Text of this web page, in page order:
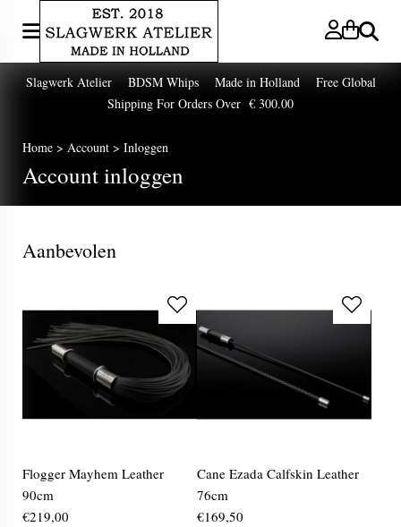
Zoeken
Slagwerk Atelier BDSM Whips Made in Holland Free Global
Shipping For Orders Over € 300.00
Home > Account > Inloggen
Account inloggen
Aanbevolen
Flogger Mayhem Leather
90cm
€219,00
Cane Ezada Calfskin Leather
76cm
€169,50